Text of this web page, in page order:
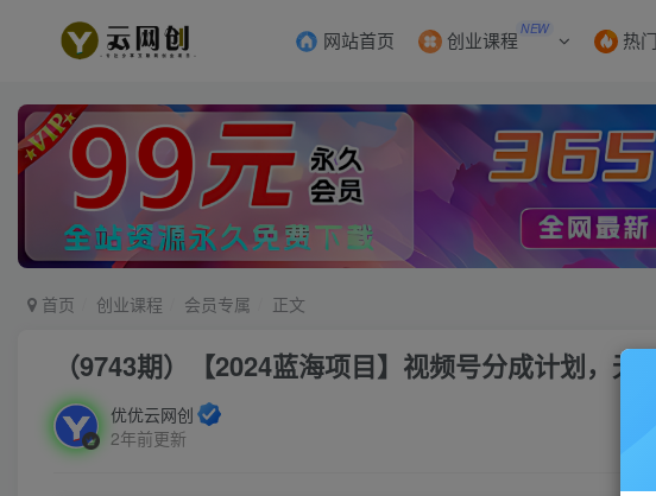
网站首页 创业课程 NEW 热
首页 创业课程 会员专属 正文
（9743期）【2024蓝海项目】视频号分成计划，
优优云网创
2年前更新